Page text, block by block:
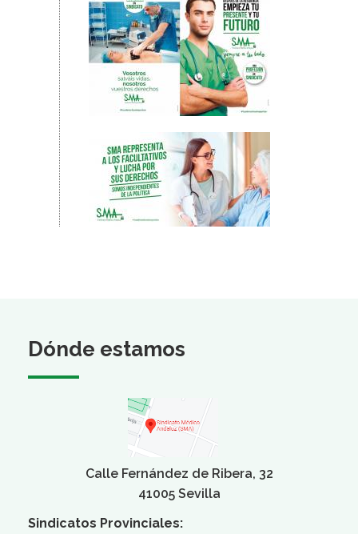
Dónde estamos
Calle Fernández de Ribera, 32
41005 Sevilla
Sindicatos Provinciales: